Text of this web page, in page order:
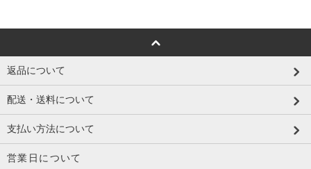
返品について
配送・送料について
支払い方法について
営業日について